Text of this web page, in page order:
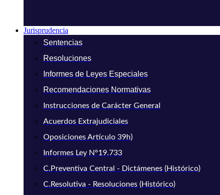
Jurisprudencia
Sentencias
Resoluciones
Informes de Leyes Especiales
Recomendaciones Normativas
Instrucciones de Carácter General
Acuerdos Extrajudiciales
Oposiciones Artículo 39h)
Informes Ley N°19.733
C.Preventiva Central - Dictámenes (Histórico)
C.Resolutiva - Resoluciones (Histórico)